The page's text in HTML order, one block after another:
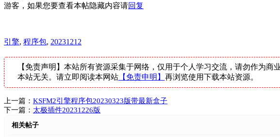
游客，如果您要查看本帖隐藏内容请回复
引擎, 程序包, 20231212
【免责声明】本站所有资源采集于网络，仅用于个人学习交流，请勿作为
本站无关。请立即阅读本网站【免责申明】 再浏览使用下载本站资源。
上一篇： KSFM2引擎程序包20230323版带最新盒子
下一篇： 太极插件20231226版
相关帖子